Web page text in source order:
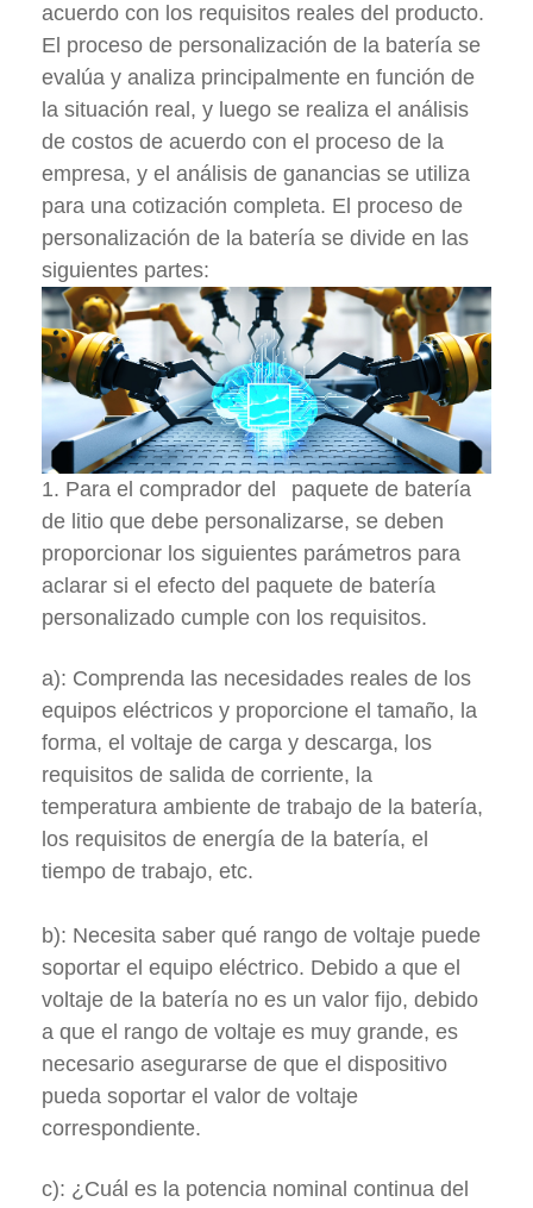
acuerdo con los requisitos reales del producto.
El proceso de personalización de la batería se
evalúa y analiza principalmente en función de
la situación real, y luego se realiza el análisis
de costos de acuerdo con el proceso de la
empresa, y el análisis de ganancias se utiliza
para una cotización completa. El proceso de
personalización de la batería se divide en las
siguientes partes:
1. Para el comprador del
paquete de batería
de litio que debe personalizarse, se deben
proporcionar los siguientes parámetros para
aclarar si el efecto del paquete de batería
personalizado cumple con los requisitos.
a): Comprenda las necesidades reales de los
equipos eléctricos y proporcione el tamaño, la
forma, el voltaje de carga y descarga, los
requisitos de salida de corriente, la
temperatura ambiente de trabajo de la batería,
los requisitos de energía de la batería, el
tiempo de trabajo, etc.
b): Necesita saber qué rango de voltaje puede
soportar el equipo eléctrico. Debido a que el
voltaje de la batería no es un valor fijo, debido
a que el rango de voltaje es muy grande, es
necesario asegurarse de que el dispositivo
pueda soportar el valor de voltaje
correspondiente.
c): ¿Cuál es la potencia nominal continua del